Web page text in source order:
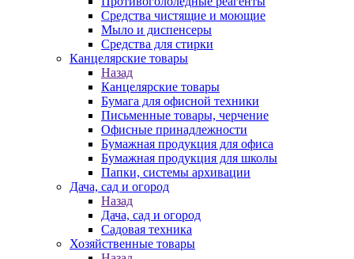
Средства чистящие и моющие
Мыло и диспенсеры
Средства для стирки
Канцелярские товары
Назад
Канцелярские товары
Бумага для офисной техники
Письменные товары, черчение
Офисные принадлежности
Бумажная продукция для офиса
Бумажная продукция для школы
Папки, системы архивации
Дача, сад и огород
Назад
Дача, сад и огород
Садовая техника
Хозяйственные товары